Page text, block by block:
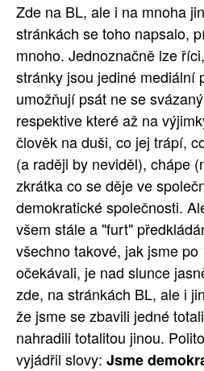
Zde na BL, ale i na mnoha
stránkách se toho napsalo,
mnoho. Jednoznačně lze
stránky jsou jediné mediální
umožňují psát ne se
respektive které až na
člověk na duši, co jej trápí,
(a raději by neviděl), chápe
zkrátka co se děje ve
demokratické společnosti.
všem stále a "furt"
všechno takové, jak jsme
očekávali, je nad slunce
zde, na stránkách BL, ale i
že jsme se zbavili jedné
nahradili totalitou jinou.
vyjádřil slovy: Jsme